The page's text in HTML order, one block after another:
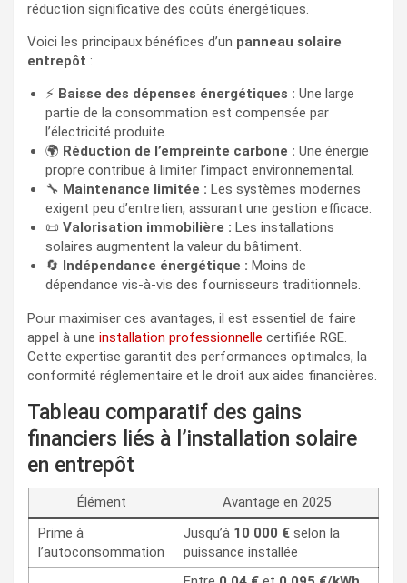
réduction significative des coûts énergétiques.
Voici les principaux bénéfices d’un panneau solaire
entrepôt :
⚡ Baisse des dépenses énergétiques : Une large
partie de la consommation est compensée par
l’électricité produite.
🌍 Réduction de l’empreinte carbone : Une énergie
propre contribue à limiter l’impact environnemental.
🔧 Maintenance limitée : Les systèmes modernes
exigent peu d’entretien, assurant une gestion efficace.
📜 Valorisation immobilière : Les installations
solaires augmentent la valeur du bâtiment.
🔄 Indépendance énergétique : Moins de
dépendance vis-à-vis des fournisseurs traditionnels.
Pour maximiser ces avantages, il est essentiel de faire
appel à une installation professionnelle certifiée RGE.
Cette expertise garantit des performances optimales, la
conformité réglementaire et le droit aux aides financières.
Tableau comparatif des gains
financiers liés à l’installation solaire
en entrepôt
Élément
Avantage en 2025
Prime à
l’autoconsommation
Jusqu’à 10 000 € selon la
puissance installée